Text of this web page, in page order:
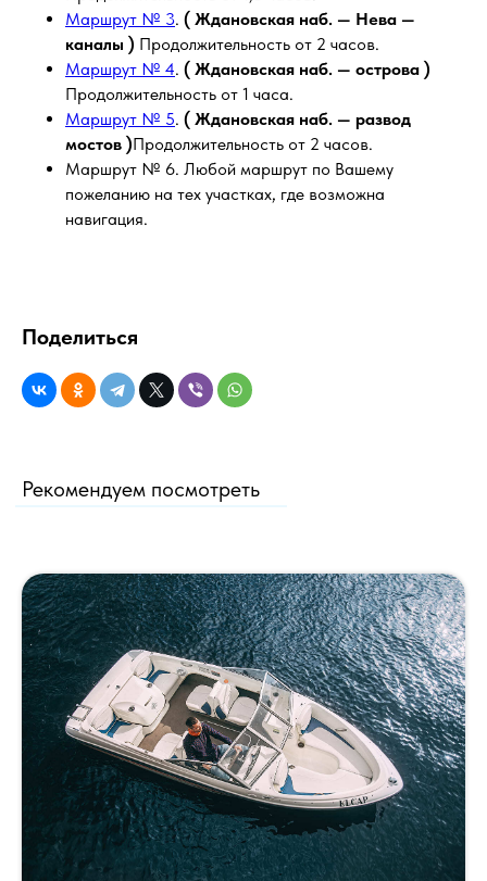
Маршрут № 3. ( Ждановская наб. — Нева —
каналы ) Продолжительность от 2 часов.
Маршрут № 4. ( Ждановская наб. — острова )
Продолжительность от 1 часа.
Маршрут № 5. ( Ждановская наб. — развод
мостов )Продолжительность от 2 часов.
Маршрут № 6. Любой маршрут по Вашему
пожеланию на тех участках, где возможна
навигация.
Поделиться
Рекомендуем посмотреть